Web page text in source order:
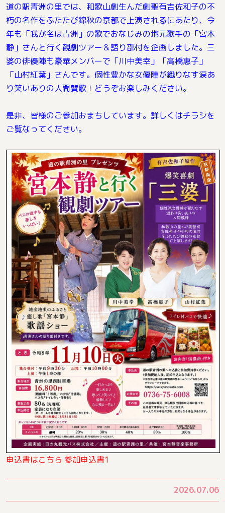
道の駅青洲の里では、和歌山劇生んだ劇聖有吉佐和子の不
朽の名作をふたたび錦秋の京都で上演されるにあたり、今
年も「我が名は青洲」の歌でおなじみの地元歌手の「宮本
静」さんと行く観劇ツアー＆語り部付を企画しました。三
婆の俳優陣も豪華メンバーで「川中美幸」「高橋惠子」
「山村紅葉」さんです。個性豊かな女優陣が織りなす涙あ
り笑いありの人間賛歌！どうぞお楽しみください。
是非、皆様のご参加おまちしています。詳しくはチラシを
ご覧なってください。
申込書はこちら 参加申込書1
2026.07.06